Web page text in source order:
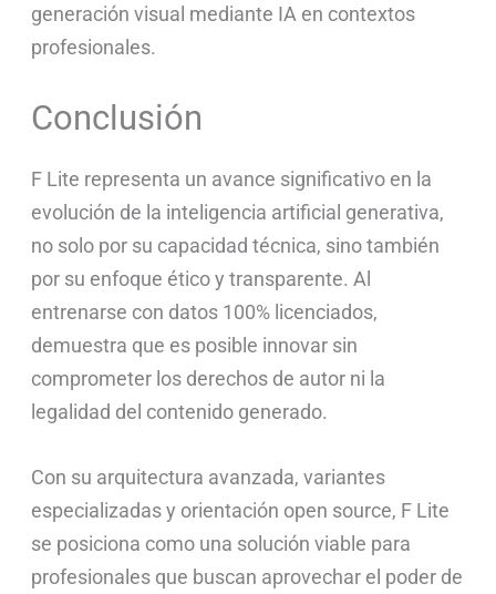
generación visual mediante IA en contextos
profesionales.
Conclusión
F Lite representa un avance significativo en la
evolución de la inteligencia artificial generativa,
no solo por su capacidad técnica, sino también
por su enfoque ético y transparente. Al
entrenarse con datos 100% licenciados,
demuestra que es posible innovar sin
comprometer los derechos de autor ni la
legalidad del contenido generado.
Con su arquitectura avanzada, variantes
especializadas y orientación open source, F Lite
se posiciona como una solución viable para
profesionales que buscan aprovechar el poder de